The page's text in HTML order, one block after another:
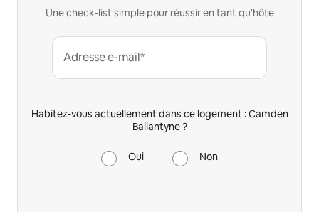
Une check-list simple pour réussir en tant qu'hôte
Adresse e-mail*
Habitez-vous actuellement dans ce logement : Camden
Ballantyne ?
Oui Non